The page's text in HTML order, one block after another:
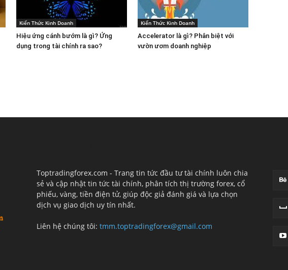
Kiến Thức Kinh Doanh
Hiệu ứng cánh bướm là gì? Ứng
dụng trong tài chính ra sao?
Kiến Thức Kinh Doanh
Accelerator là gì? Phân biệt với
vườn ươm doanh nghiệp
Toptradingforex.com - Trang tin tức đầu tư tài chính luôn chia
sẻ và cập nhật tin tức tài chính, phân tích thị trường forex, cổ
phiếu, vàng, tiền điện tử, giúp độc giả đánh giá và lựa chọn
dịch vụ giao dịch uy tín nhất.
Liên hệ chúng tôi: tmm.toptradingforex@gmail.com